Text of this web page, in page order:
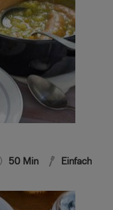
50 Min Einfach